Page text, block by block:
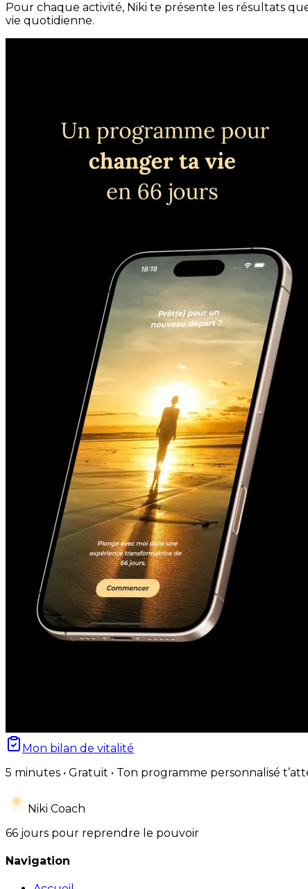
Pour chaque activité, Niki te présente les résultats
vie quotidienne.
Mon bilan de vitalité
5 minutes • Gratuit • Ton programme personnalisé
Niki Coach
66 jours pour reprendre le pouvoir
Navigation